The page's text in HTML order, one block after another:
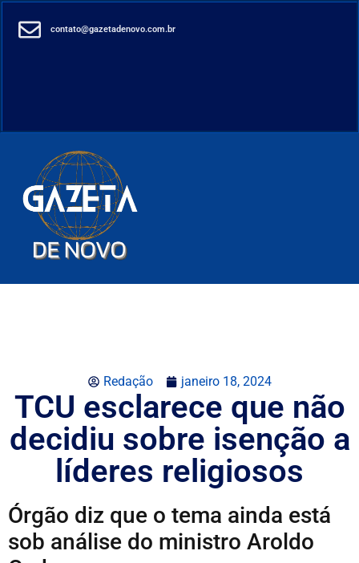
contato@gazetadenovo.com.br
Redação janeiro 18, 2024
TCU esclarece que não
decidiu sobre isenção a
líderes religiosos
Órgão diz que o tema ainda está
sob análise do ministro Aroldo